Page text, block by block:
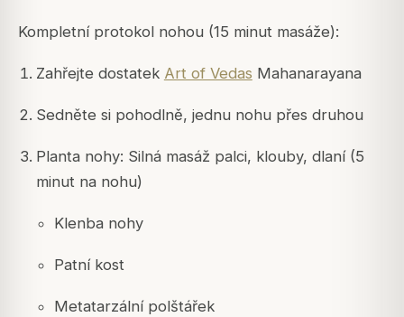
Kompletní protokol nohou (15 minut masáže):
Zahřejte dostatek Art of Vedas Mahanarayana
Sedněte si pohodlně, jednu nohu přes druhou
Planta nohy: Silná masáž palci, klouby, dlaní (5
minut na nohu)
Klenba nohy
Patní kost
Metatarzální polštářek